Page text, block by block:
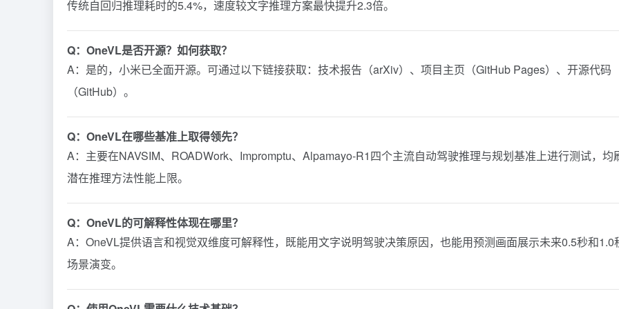
传统自回归推理耗时的5.4%，速度较文字推理方案最快提升2.3倍。
Q：OneVL是否开源？如何获取？
A：是的，小米已全面开源。可通过以下链接获取：技术报告（arXiv）、项目主页（GitHub Pages）、开源代码
（GitHub）。
Q：OneVL在哪些基准上取得领先？
A：主要在NAVSIM、ROADWork、Impromptu、Alpamayo-R1四个主流自动驾驶推理与规划基准上进行测试，均
潜在推理方法性能上限。
Q：OneVL的可解释性体现在哪里？
A：OneVL提供语言和视觉双维度可解释性，既能用文字说明驾驶决策原因，也能用预测画面展示未来0.5秒和1.0
场景演变。